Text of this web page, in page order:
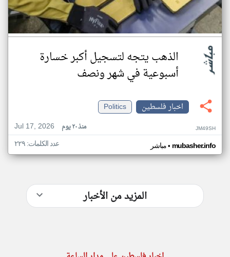
الذهب يتجه لتسجيل أكبر خسارة
أسبوعية في شهر ونصف
اخبار فلسطين
Politics
Jul 17, 2026
منذ ٢٠ يوم JM49SH
مباشر• mubasher.info عدد الكلمات: ٢٢٩
المزيد من الأخبار